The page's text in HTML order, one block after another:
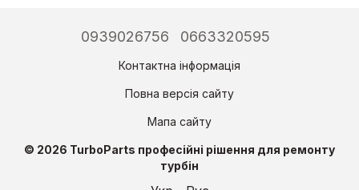
0939026756 0663320595
Контактна інформація
Повна версія сайту
Мапа сайту
© 2026 TurboParts професійні рішення для ремонту
турбін